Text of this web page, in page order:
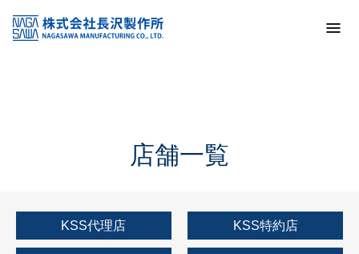
KSS加盟店・取扱店情報
店舗一覧
店舗一覧
KSS代理店 KSS特約店